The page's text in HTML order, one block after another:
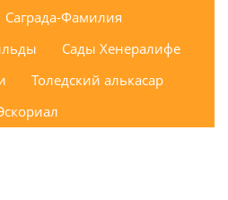
Саграда-Фамилия
Сады Хенералифе
Толедский алькасар